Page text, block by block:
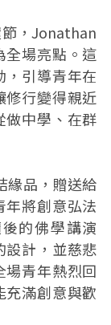
，Jonathan
全場亮點。這
引導青年在
修行變得親近
做中學、在群
緣品，贈送給
將創意弘法
的佛學講演
設計，並慈悲
青年熱烈回
滿創意與歡